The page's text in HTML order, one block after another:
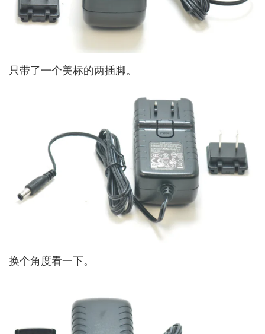
只带了一个美标的两插脚。
换个角度看一下。